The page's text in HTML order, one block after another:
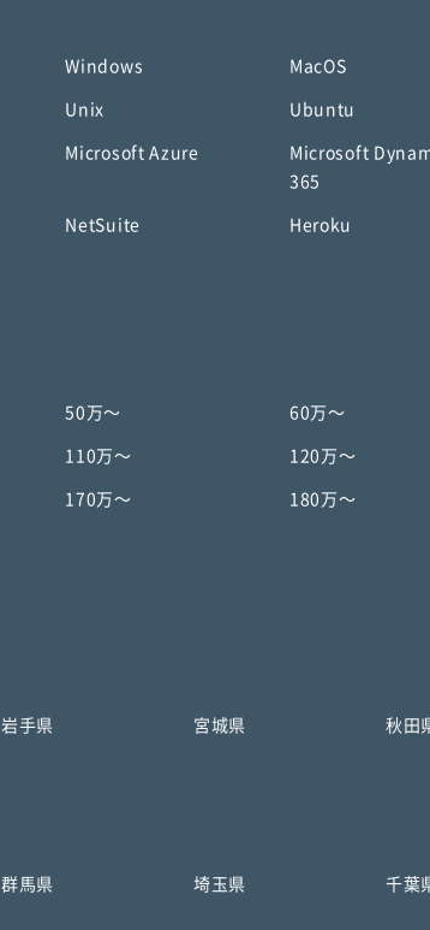
Windows MacOS
Unix Ubuntu
Microsoft Azure
Microsoft
365
NetSuite Heroku
50万〜 60万〜
110万〜 120万〜
170万〜 180万〜
岩手県 宮城県 秋田
群馬県 埼玉県 千葉